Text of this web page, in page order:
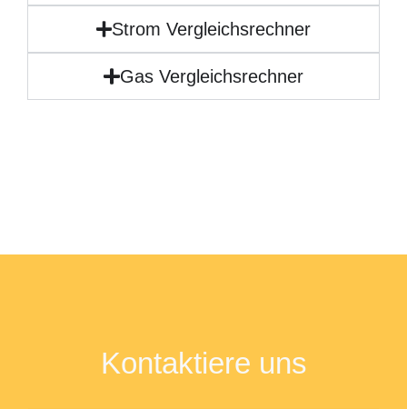
Strom Vergleichsrechner
Gas Vergleichsrechner
Kontaktiere uns